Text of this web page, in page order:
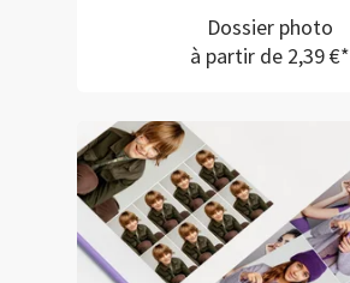
Dossier photo
à partir de 2,39 €*